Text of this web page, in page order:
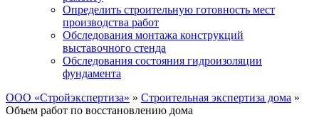
Определить строительную готовность мест
производства работ
Обследования монтажа конструкций
выставочного стенда
Обследования состояния гидроизоляции
фундамента
ООО «Стройэкспертиза» » Строительная экспертиза дома »
Объем работ по восстановлению дома